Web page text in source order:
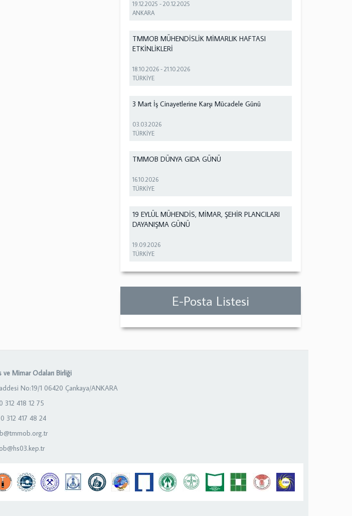
19.12.2025 -20.12.2025
ANKARA
TMMOB MÜHENDİSLİK MİMARLIK HAFTASI
ETKİNLİKLERİ
18.10.2026 -21.10.2026
TÜRKİYE
3 Mart İş Cinayetlerine Karşı Mücadele Günü
03.03.2026
TÜRKİYE
TMMOB DÜNYA GIDA GÜNÜ
16.10.2026
TÜRKİYE
19 EYLÜL MÜHENDİS, MİMAR, ŞEHİR PLANCILARI
DAYANIŞMA GÜNÜ
19.09.2026
TÜRKİYE
E-Posta Listesi
ve Mimar Odaları Birliği
No:19/1 06420 Çankaya/ANKARA
312 418 12 75
312 417 48 24